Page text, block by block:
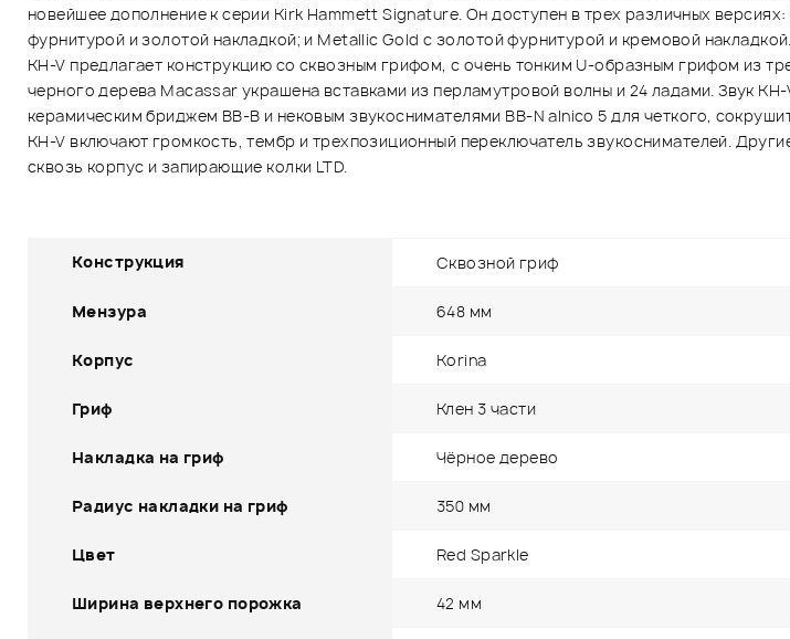
новейшее дополнение к серии Kirk Hammett Signature. Он доступен в трех различных
фурнитурой и золотой накладкой; и Metallic Gold с золотой фурнитурой и кремовой накладкой.
KH-V предлагает конструкцию со сквозным грифом, с очень тонким U-образным грифом из
черного дерева Macassar украшена вставками из перламутровой волны и 24 ладами. Звук
керамическим бриджем BB-B и нековым звукоснимателями BB-N alnico 5 для четкого,
KH-V включают громкость, тембр и трехпозиционный переключатель звукоснимателей.
сквозь корпус и запирающие колки LTD.
Конструкция Сквозной гриф
Мензура 648 мм
Корпус Korina
Гриф Клен 3 части
Накладка на гриф Чёрное дерево
Радиус накладки на гриф 350 мм
Цвет Red Sparkle
Ширина верхнего порожка 42 мм